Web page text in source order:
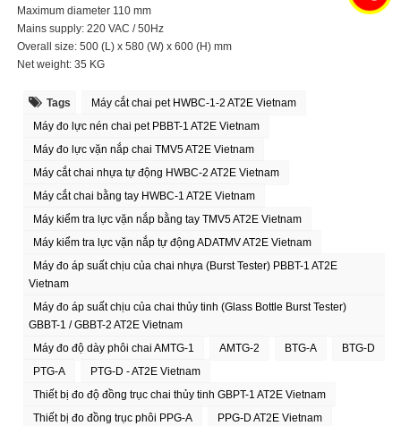
Maximum diameter 110 mm
Mains supply: 220 VAC / 50Hz
Overall size: 500 (L) x 580 (W) x 600 (H) mm
Net weight: 35 KG
Tags
Máy cắt chai pet HWBC-1-2 AT2E Vietnam
Máy đo lực nén chai pet PBBT-1 AT2E Vietnam
Máy đo lực vặn nắp chai TMV5 AT2E Vietnam
Máy cắt chai nhựa tự động HWBC-2 AT2E Vietnam
Máy cắt chai bằng tay HWBC-1 AT2E Vietnam
Máy kiểm tra lực vặn nắp bằng tay TMV5 AT2E Vietnam
Máy kiểm tra lực vặn nắp tự động ADATMV AT2E Vietnam
Máy đo áp suất chịu của chai nhựa (Burst Tester) PBBT-1 AT2E
Vietnam
Máy đo áp suất chịu của chai thủy tinh (Glass Bottle Burst Tester)
GBBT-1 / GBBT-2 AT2E Vietnam
Máy đo độ dày phôi chai AMTG-1
AMTG-2 BTG-A
BTG-D
PTG-A
PTG-D - AT2E Vietnam
Thiết bị đo độ đồng trục chai thủy tinh GBPT-1 AT2E Vietnam
Thiết bị đo đồng trục phôi PPG-A
PPG-D AT2E Vietnam